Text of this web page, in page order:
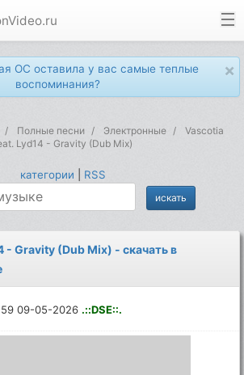
×
ОС оставила у вас самые теплые
воспоминания?
Полные песни Электронные
Vascotia
Lyd14 - Gravity (Dub Mix)
категории RSS
- Gravity (Dub Mix) - скачать в
09-05-2026 .::DSE::.